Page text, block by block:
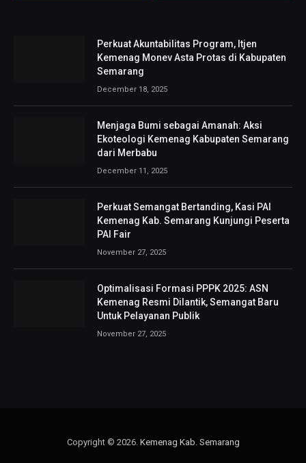
Perkuat Akuntabilitas Program, Itjen
Kemenag Monev Asta Protas di Kabupaten
Semarang
December 18, 2025
Menjaga Bumi sebagai Amanah: Aksi
Ekoteologi Kemenag Kabupaten Semarang
dari Merbabu
December 11, 2025
Perkuat Semangat Bertanding, Kasi PAI
Kemenag Kab. Semarang Kunjungi Peserta
PAI Fair
November 27, 2025
Optimalisasi Formasi PPPK 2025: ASN
Kemenag Resmi Dilantik, Semangat Baru
Untuk Pelayanan Publik
November 27, 2025
Copyright © 2026. Kemenag Kab. Semarang